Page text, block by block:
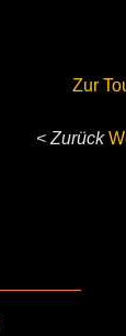
Zur
< Zurück